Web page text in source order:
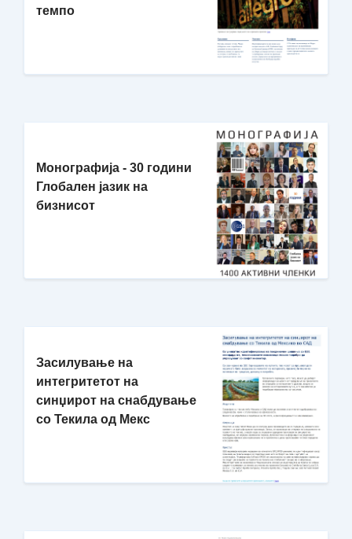
темпо
Монографија - 30 години
Глобален јазик на
бизнисот
Засилување на
интегритетот на
синџирот на снабдување
со Текила од Мекс